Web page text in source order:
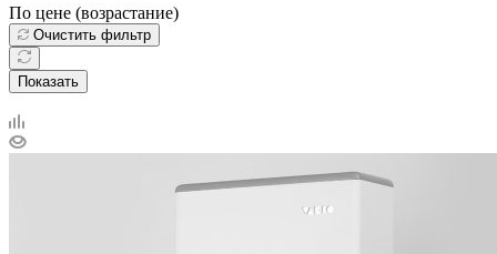
По цене (возрастание)
Очистить фильтр
Показать